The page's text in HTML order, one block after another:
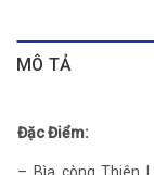
MÔ TẢ
Đặc Điểm: